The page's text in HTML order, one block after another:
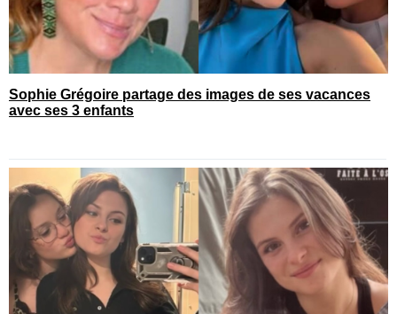
Sophie Grégoire partage des images de ses vacances
avec ses 3 enfants